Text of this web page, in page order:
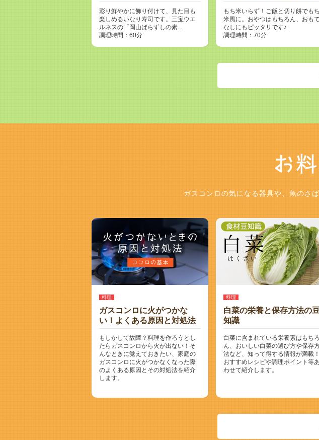
彩り鮮やかに飾り付けて、見た目も
楽しめるいなり寿司です。三宝ウエ
ルネスの「岡山ばらずしの素...
調理時間：60分
もち米いらず！ご飯と切り餅でもち
米風に。おやつはもちろん、おもて
なしにもピッタリです♪
調理時間：70分
ガスコンロの気になる器具や、魚のさ
料理
ガスコンロに火がつかな
い！よくある原因と対処法
もしかして故障？料理を作ろうとし
たらガスコンロから火が出ない！そ
んなときに覚えておきたい、家庭の
ガスコンロに火がつかなくなった際
のよくある原因とその対処法を紹介
します。
料理
白菜の栄養と保存方法の豆
知識
白菜に含まれている栄養素はもちろ
ん、おいしい白菜の選び方や保存
法など、知って得する情報が満載！
おすすめレシピや調理ポイント等あ
わせて紹介します。